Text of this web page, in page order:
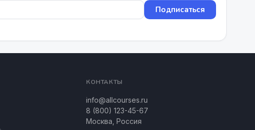
Подписаться
КОНТАКТЫ
info@allcourses.ru
8 (800) 123-45-67
Москва, Россия